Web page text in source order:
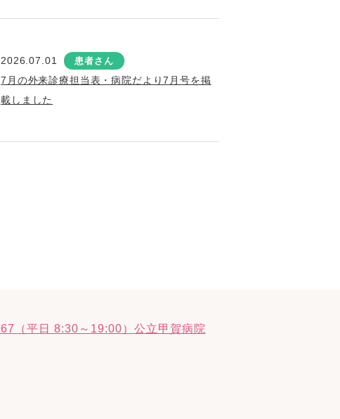
2026.07.01 患者さん
7月の外来診療担当表・病院だより7月号を掲
載しました